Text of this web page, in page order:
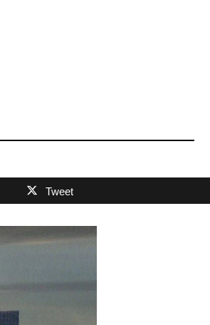
Tweet